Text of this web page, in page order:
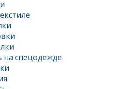
на спецодежде